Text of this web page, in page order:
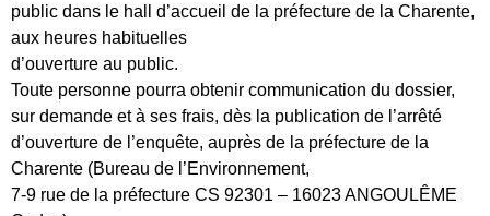
public dans le hall d’accueil de la préfecture de la Charente,
aux heures habituelles
d’ouverture au public.
Toute personne pourra obtenir communication du dossier,
sur demande et à ses frais, dès la publication de l’arrêté
d’ouverture de l’enquête, auprès de la préfecture de la
Charente (Bureau de l’Environnement,
7-9 rue de la préfecture CS 92301 – 16023 ANGOULÊME